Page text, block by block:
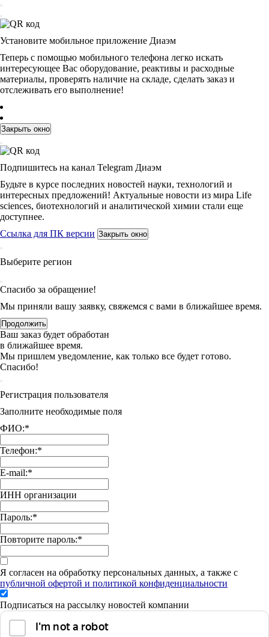
Установите мобильное приложение Диаэм
Теперь с помощью мобильного телефона легко искать
интересующее Вас оборудование, реактивы и расходные
материалы, проверять наличие на складе, сделать заказ и
отслеживать его выполнение!
Закрыть окно
Подпишитесь на канал Telegram Диаэм
Будьте в курсе последних новостей науки, технологий и
интересных предложений! Актуальные новости из мира Life
sciences, биотехнологий и аналитической химии стали еще
доступнее.
Ссылка для ПК версии Закрыть окно
Выберите регион
Спасибо за обращение!
Мы приняли вашу заявку, свяжемся с вами в ближайшее время.
Продолжить
Ваш заказ будет обработан
в ближайшее время.
Мы пришлем уведомление, как только все будет готово.
Спасибо!
Регистрация пользователя
Заполните необходимые поля
ФИО:*
Телефон:*
E-mail:*
ИНН организации
Пароль:*
Повторите пароль:*
Я согласен на обработку персональных данных, а также с
публичной офертой и политикой конфиденциальности
Подписаться на рассылку новостей компании